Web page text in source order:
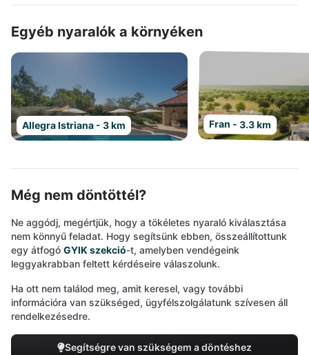
Egyéb nyaralók a környéken
Allegra Istriana - 3 km Fran - 3.3 km
Még nem döntöttél?
Ne aggódj, megértjük, hogy a tökéletes nyaraló kiválasztása
nem könnyű feladat. Hogy segítsünk ebben, összeállítottunk
egy átfogó GYIK szekció-t, amelyben vendégeink
leggyakrabban feltett kérdéseire válaszolunk.
Ha ott nem találod meg, amit keresel, vagy további
információra van szükséged, ügyfélszolgálatunk szívesen áll
rendelkezésedre.
Segítségre van szükségem a döntéshez